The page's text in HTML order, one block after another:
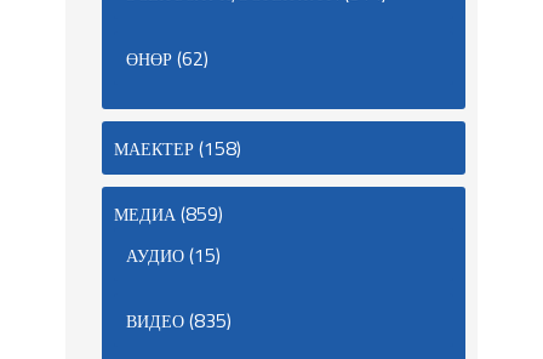
ӨНӨР(62)
МАЕКТЕР(158)
МЕДИА(859)
АУДИО(15)
ВИДЕО(835)